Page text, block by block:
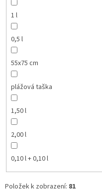
1 l
0,5 l
55x75 cm
plážová taška
1,50 l
2,00 l
0,10 l + 0,10 l
Položek k zobrazení: 81